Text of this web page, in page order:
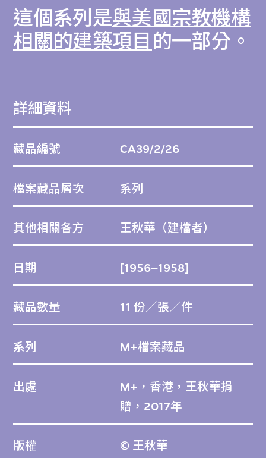
這個系列是與美國宗教機構
相關的建築項目 的一部分。
詳細資料
藏品編號 CA39/2/26
檔案藏品層次 系列
其他相關各方 王秋華 （建檔者）
日期 [1956–1958]
藏品數量 11 份／張／件
系列 M+檔案藏品
出處
M+，香港，王秋華捐
贈，2017年
版權 © 王秋華